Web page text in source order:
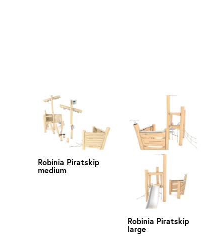
Robinia Piratskip
medium
Robinia Piratskip
large